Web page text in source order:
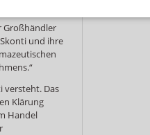
Großhändler
und ihre
versteht. Das
Klärung
Handel